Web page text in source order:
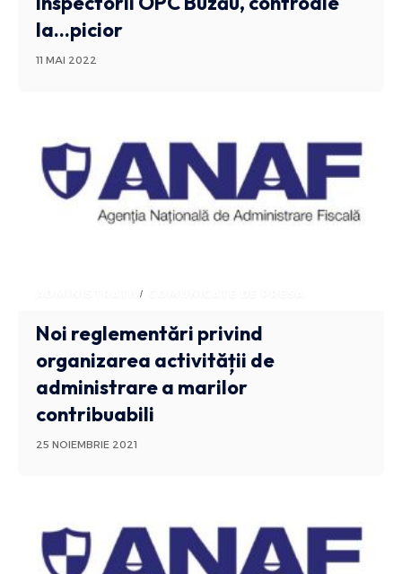
la…picior
11 MAI 2022
ADMINISTRATIV
Noi reglementări privind
organizarea activității de
administrare a marilor
contribuabili
25 NOIEMBRIE 2021